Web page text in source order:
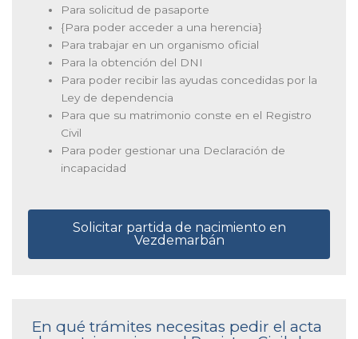
Para solicitud de pasaporte
{Para poder acceder a una herencia}
Para trabajar en un organismo oficial
Para la obtención del DNI
Para poder recibir las ayudas concedidas por la
Ley de dependencia
Para que su matrimonio conste en el Registro
Civil
Para poder gestionar una Declaración de
incapacidad
Solicitar partida de nacimiento en
Vezdemarbán
En qué trámites necesitas pedir el acta